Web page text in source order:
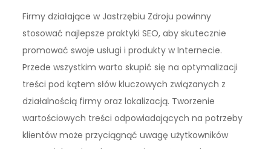
Firmy działające w Jastrzębiu Zdroju powinny
stosować najlepsze praktyki SEO, aby skutecznie
promować swoje usługi i produkty w Internecie.
Przede wszystkim warto skupić się na optymalizacji
treści pod kątem słów kluczowych związanych z
działalnością firmy oraz lokalizacją. Tworzenie
wartościowych treści odpowiadających na potrzeby
klientów może przyciągnąć uwagę użytkowników